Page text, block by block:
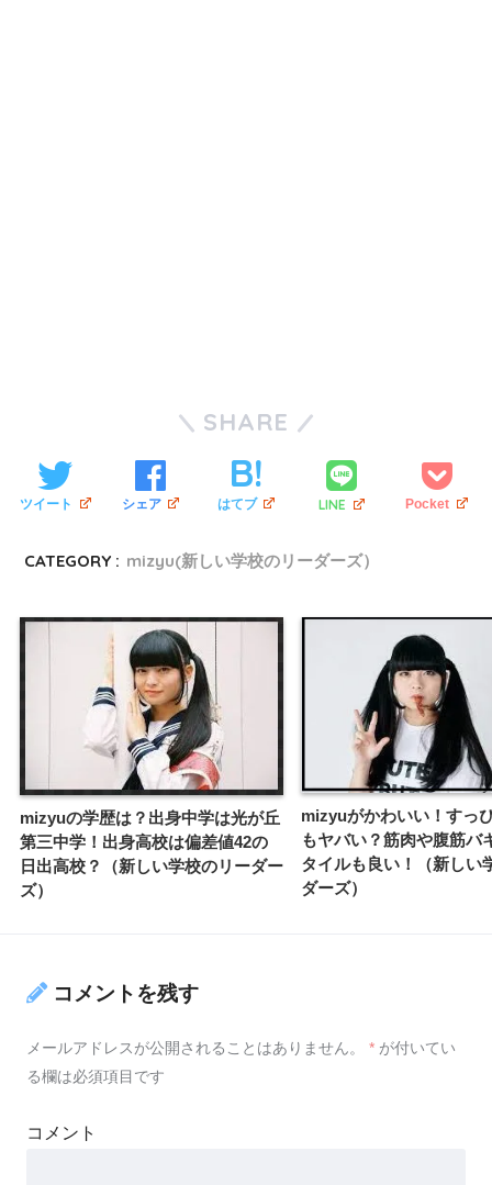
SHARE
ツイート シェア はてブ LINE Pocket
CATEGORY : mizyu(新しい学校のリーダーズ）
mizyuの学歴は？出身中学は光が丘
第三中学！出身高校は偏差値42の
日出高校？（新しい学校のリーダー
ズ）
mizyuがかわいい！すっ
もヤバい？筋肉や腹筋バ
タイルも良い！（新しい
ダーズ）
コメントを残す
メールアドレスが公開されることはありません。 * が付いてい
る欄は必須項目です
コメント